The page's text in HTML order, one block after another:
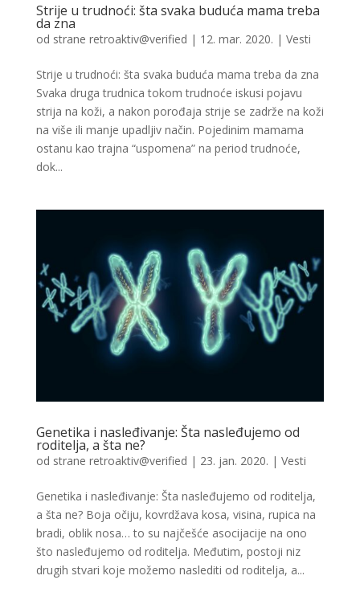
Strije u trudnoći: šta svaka buduća mama treba
da zna
od strane retroaktiv@verified | 12. mar. 2020. | Vesti
Strije u trudnoći: šta svaka buduća mama treba da zna
Svaka druga trudnica tokom trudnoće iskusi pojavu
strija na koži, a nakon porođaja strije se zadrže na koži
na više ili manje upadljiv način. Pojedinim mamama
ostanu kao trajna “uspomena” na period trudnoće,
dok...
Genetika i nasleđivanje: Šta nasleđujemo od
roditelja, a šta ne?
od strane retroaktiv@verified | 23. jan. 2020. | Vesti
Genetika i nasleđivanje: Šta nasleđujemo od roditelja,
a šta ne? Boja očiju, kovrdžava kosa, visina, rupica na
bradi, oblik nosa… to su najčešće asocijacije na ono
što nasleđujemo od roditelja. Međutim, postoji niz
drugih stvari koje možemo naslediti od roditelja, a...